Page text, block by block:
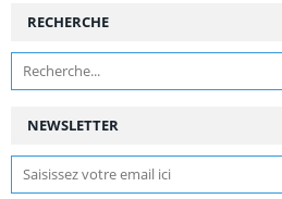
NEWSLETTER
RECHERCHE